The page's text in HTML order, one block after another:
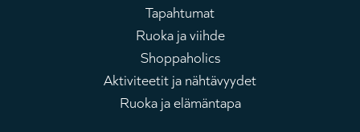
Päävalikko
Tapahtumat
Ruoka ja viihde
Shoppaholics
Aktiviteetit ja nähtävyydet
Ruoka ja elämäntapa